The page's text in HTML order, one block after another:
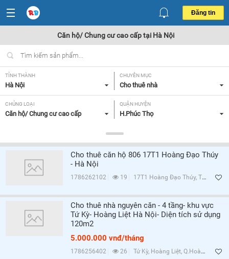
Đăng tin
Căn hộ/ Chung cư cao cấp tại Hà Nội
TỈNH THÀNH
Hà Nội
CHUYÊN MỤC
Cho thuê nhà
CHỦNG LOẠI
Căn hộ/ Chung cư cao cấp
QUẬN HUYỆN
H.Phúc Thọ
Tất cả
DIỆN TÍCH
Tất cả
SỐ PHÒNG NGỦ
Lọc
Cho thuê căn hộ 806 17T1 Hoàng Đạo Thúy
- Hà Nội
1786262102 19 17T1 Hoàng Đạo Thúy, Trung Hòa, Q.Cầu Giấy, Hà Nội
Cho thuê nhà nguyên căn - 4 tầng- khu vực
Tứ Kỳ- Hoàng Liệt Hà Nội- Diện tích sử dụng
120m2
5.000.000 vnđ/tháng
1786256402 26 Tứ Kỳ, Hoàng Liệt, Q.Hoàng Mai, Hà Nội